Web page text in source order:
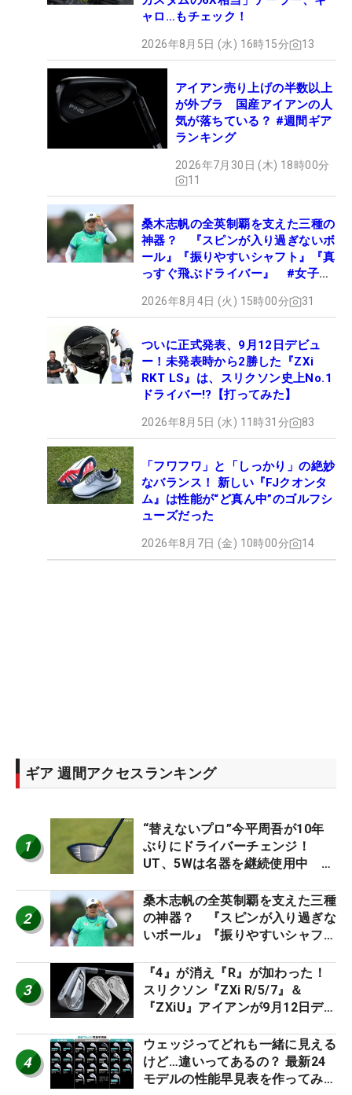
ャロ…もチェック！
2026年8月5日 (水) 16時15分 13
アイアン売り上げの半数以上
が外ブラ 国産アイアンの人
気が落ちている？ #週間ギア
ランキング
2026年7月30日 (木) 18時00分
11
桑木志帆の全英制覇を支えた三種の
神器？ 『スピンが入り過ぎないボ
ール』『振りやすいシャフト』『真
っすぐ飛ぶドライバー』 #女子プ
2026年8月4日 (火) 15時00分 31
ついに正式発表、9月12日デビュ
ー！未発表時から2勝した『ZXi
RKT LS』は、スリクソン史上No.1
ドライバー!?【打ってみた】
2026年8月5日 (水) 11時31分 83
「フワフワ」と「しっかり」の絶妙
なバランス！ 新しい『FJクオンタ
ム』は性能が“ど真ん中”のゴルフシ
ューズだった
2026年8月7日 (金) 10時00分 14
ギア 週間アクセスランキング
1
“替えないプロ”今平周吾が10年
ぶりにドライバーチェンジ！
UT、5Wは名器を継続使用中 #
2
桑木志帆の全英制覇を支えた三種
の神器？ 『スピンが入り過ぎな
いボール』『振りやすいシャフ
ー』 #女子プロセッティング
3
『4』が消え『R』が加わった！
スリクソン『ZXi R/5/7』＆
『ZXiU』アイアンが9月12日デ
4
ウェッジってどれも一緒に見える
けど…違いってあるの？ 最新24
モデルの性能早見表を作ってみ